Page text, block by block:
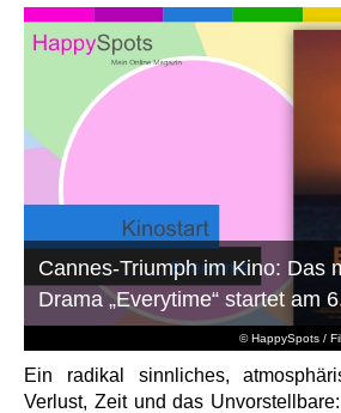
© HappySpots /
Cannes-Triumph im Kino: Das
Drama „Everytime“ startet am
Ein radikal sinnliches,
Verlust, Zeit und das